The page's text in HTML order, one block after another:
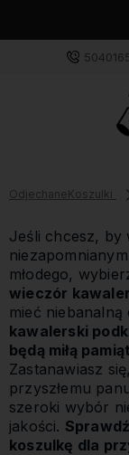
OdjechaneKoszulki
Jeśli chcesz, by
młodego,
wieczór
mieć niebanalną
kawalerski
będą miłą
Zastanawiasz
przyszłemu
szeroki wybór
jakości.
koszulkę dla